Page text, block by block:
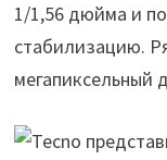
1/1,56 дюйма и
стабилизацию.
мегапиксельный